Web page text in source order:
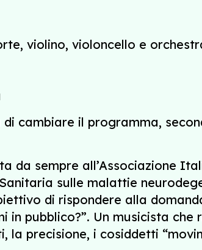
violino, violoncello e
cambiare il programma,
da sempre all’Associazione
sulle malattie
di rispondere alla
in pubblico?”. Un musicista
la precisione, i cosiddetti